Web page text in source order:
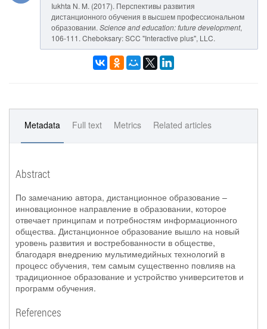
Iukhta N. M. (2017). Перспективы развития
дистанционного обучения в высшем профессиональном
образовании. Science and education: future development,
106-111. Cheboksary: SCC "Interactive plus", LLC.
Metadata Full text Metrics Related articles
Abstract
По замечанию автора, дистанционное образование –
инновационное направление в образовании, которое
отвечает принципам и потребностям информационного
общества. Дистанционное образование вышло на новый
уровень развития и востребованности в обществе,
благодаря внедрению мультимедийных технологий в
процесс обучения, тем самым существенно повлияв на
традиционное образование и устройство университетов и
программ обучения.
References